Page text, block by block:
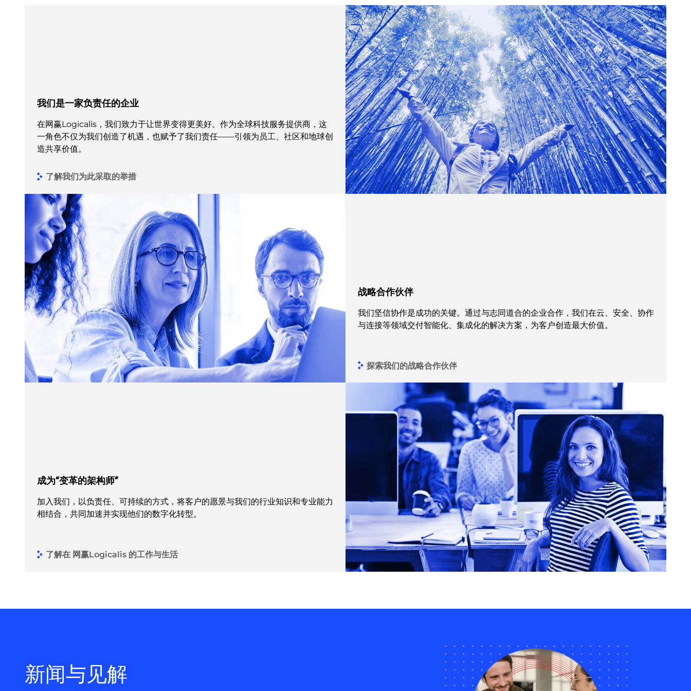
我们是一家负责任的企业
在网赢Logicalis，我们致力于让世界变得更美好。作为全球科技服务提供商，这
一角色不仅为我们创造了机遇，也赋予了我们责任——引领为员工、社区和地球创
造共享价值。
了解我们为此采取的举措
战略合作伙伴
我们坚信协作是成功的关键。通过与志同道合的企业合作，我们在云、安全、协作
与连接等领域交付智能化、集成化的解决方案，为客户创造最大价值。
探索我们的战略合作伙伴
成为“变革的架构师”
加入我们，以负责任、可持续的方式，将客户的愿景与我们的行业知识和专业能力
相结合，共同加速并实现他们的数字化转型。
了解在 网赢Logicalis 的工作与生活
新闻与见解